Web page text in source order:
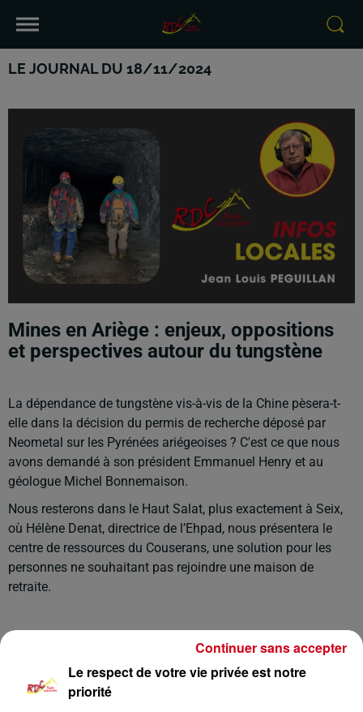
LE JOURNAL DU 18/11/2024
Mines en Ariège : enjeux, oppositions
et perspectives autour du tungstène
La dépendance de tungstène vis-à-vis de la Chine pèsera-t-
elle dans la décision du permis de recherche déposé par
Neometal sur les Pyrénées ariégeoises ? C'est ce que nous
avons demandé à son président Emmanuel Henry et au
géologue Michel Bonnemaison.
Nous resterons dans le Haut Salat, plus exactement à Seix,
où Hélène Denat, directrice de l’Ehpad, nous présentera le
centre de ressources du Couserans, une solution pour les
personnes ne souhaitant pas rejoindre une maison de
retraite.
Le respect de votre vie privée est notre
priorité
Continuer sans accepter